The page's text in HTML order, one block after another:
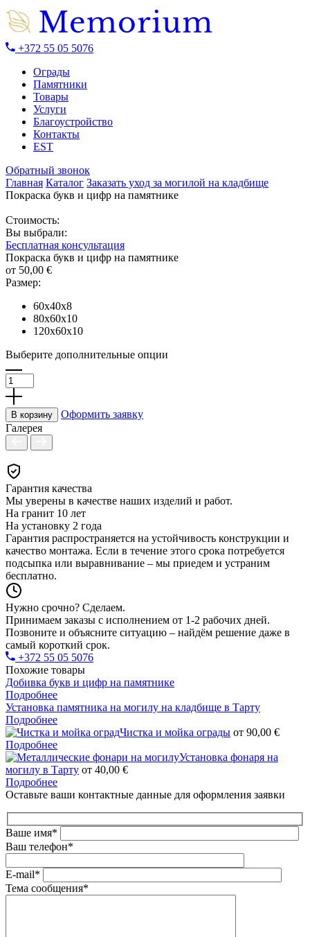
+372 55 05 5076
Ограды
Памятники
Товары
Услуги
Благоустройство
Контакты
EST
Обратный звонок
Главная Каталог Заказать уход за могилой на кладбище
Покраска букв и цифр на памятнике
Стоимость:
Вы выбрали:
Бесплатная консультация
Покраска букв и цифр на памятнике
от 50,00 €
Размер:
60x40x8
80x60x10
120x60x10
Выберите дополнительные опции
товара
Покраска
букв
цифр
памятнике
В корзину
Оформить заявку
Галерея
Гарантия качества
Мы уверены в качестве наших изделий и работ.
На гранит 10 лет
На установку 2 года
Гарантия распространяется на устойчивость конструкции и
качество монтажа. Если в течение этого срока потребуется
подсыпка или выравнивание – мы приедем и устраним
бесплатно.
Нужно срочно? Сделаем.
Принимаем заказы с исполнением от 1-2 рабочих дней.
Позвоните и объясните ситуацию – найдём решение даже в
самый короткий срок.
+372 55 05 5076
Похожие товары
Добивка букв и цифр на памятнике
Подробнее
Установка памятника на могилу на кладбище в Тарту
Подробнее
Чистка и мойка ограды от 90,00 €
Подробнее
Установка фонаря на
могилу в Тарту от 40,00 €
Подробнее
Оставьте ваши контактные данные для оформления заявки
Ваше имя*
Ваш телефон*
E-mail*
Тема сообщения*